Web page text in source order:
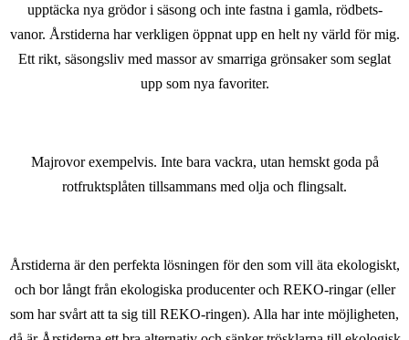
upptäcka nya grödor i säsong och inte fastna i gamla, rödbets-
vanor. Årstiderna har verkligen öppnat upp en helt ny värld för mig.
Ett rikt, säsongsliv med massor av smarriga grönsaker som seglat
upp som nya favoriter.
Majrovor exempelvis. Inte bara vackra, utan hemskt goda på
rotfruktsplåten tillsammans med olja och flingsalt.
Årstiderna är den perfekta lösningen för den som vill äta ekologiskt,
och bor långt från ekologiska producenter och REKO-ringar (eller
som har svårt att ta sig till REKO-ringen). Alla har inte möjligheten,